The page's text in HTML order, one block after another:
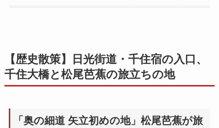
【歴史散策】日光街道・千住宿の入口、
千住大橋と松尾芭蕉の旅立ちの地
「奥の細道 矢立初めの地」松尾芭蕉が旅